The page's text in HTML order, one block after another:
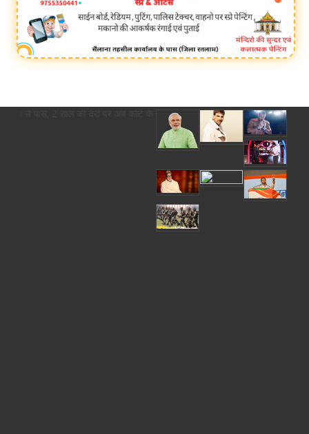
से पास, 2 साल की देरी पर अब कोर्ट के आदेश से ही होगा रजिस्ट्रेशन chief editor